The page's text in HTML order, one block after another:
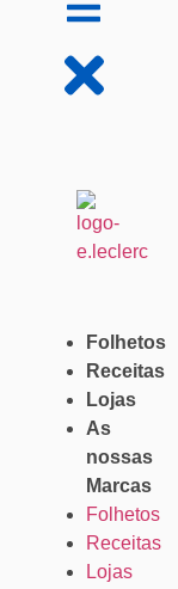
Folhetos
Receitas
Lojas
As
nossas
Marcas
Folhetos
Receitas
Lojas